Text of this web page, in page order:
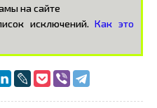
на сайте
исключений.Как это